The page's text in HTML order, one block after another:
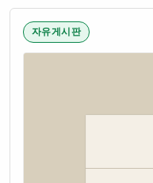
자유게시판